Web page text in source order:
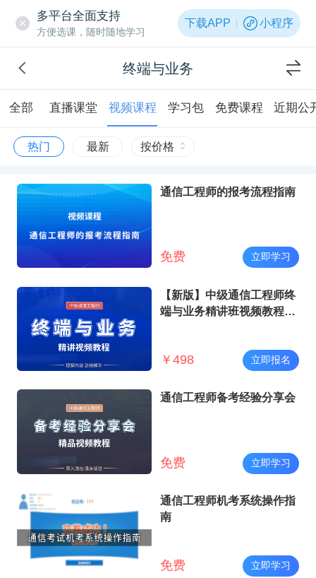
多平台全面支持
方便选课，随时随地学习
下载APP 小程序
终端与业务
全部 直播课堂 视频课程 学习包 免费课程 近期公
热门 最新 按价格
通信工程师的报考流程指南
免费 立即学习
【新版】中级通信工程师终
端与业务精讲班视频教程
￥ 498 立即报名
通信工程师备考经验分享会
免费 立即学习
通信工程师机考系统操作指
南
免费 立即学习